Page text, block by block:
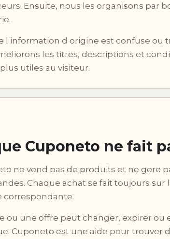
Ensuite, nous les organisons par
l information d origine est confuse ou
les titres, descriptions et
utiles au visiteur.
Cuponeto ne fait
ne vend pas de produits et ne gere
Chaque achat se fait toujours sur
correspondante.
ou une offre peut changer, expirer ou
Cuponeto est une aide pour trouver